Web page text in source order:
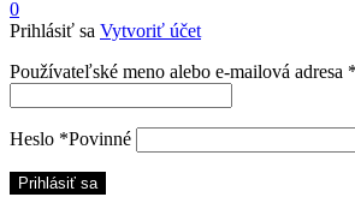
0
Prihlásiť sa Vytvoriť účet
Používateľské meno alebo e-mailová adresa *
Heslo *Povinné
Prihlásiť sa